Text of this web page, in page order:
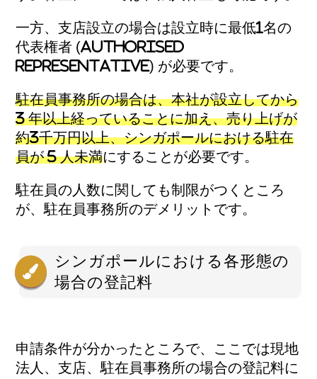
一方、支店設立の場合は設立時に最低1名の
代表権者 (Authorised
Representative) が必要です。
駐在員事務所の場合は、本社が設立してから
3 年以上経っていることに加え、売り上げが
約3千万円以上、シンガポールにおける駐在
員が 5 人未満にすることが必要です。
駐在員の人数に関しても制限がつくところ
が、駐在員事務所のデメリットです。
シンガポールにおける各形態の
場合の登記料
申請条件が分かったところで、ここでは現地
法人、支店、駐在員事務所の場合の登記料に